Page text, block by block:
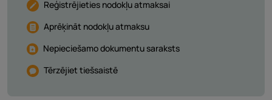
Reģistrējieties nodokļu atmaksai
Aprēķināt nodokļu atmaksu
Nepieciešamo dokumentu saraksts
Tērzējiet tiešsaistē